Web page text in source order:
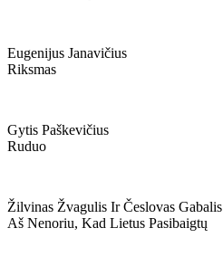
Eugenijus Janavičius
Riksmas
Gytis Paškevičius
Ruduo
Žilvinas Žvagulis Ir Česlovas Gabalis
Aš Nenoriu, Kad Lietus Pasibaigtų